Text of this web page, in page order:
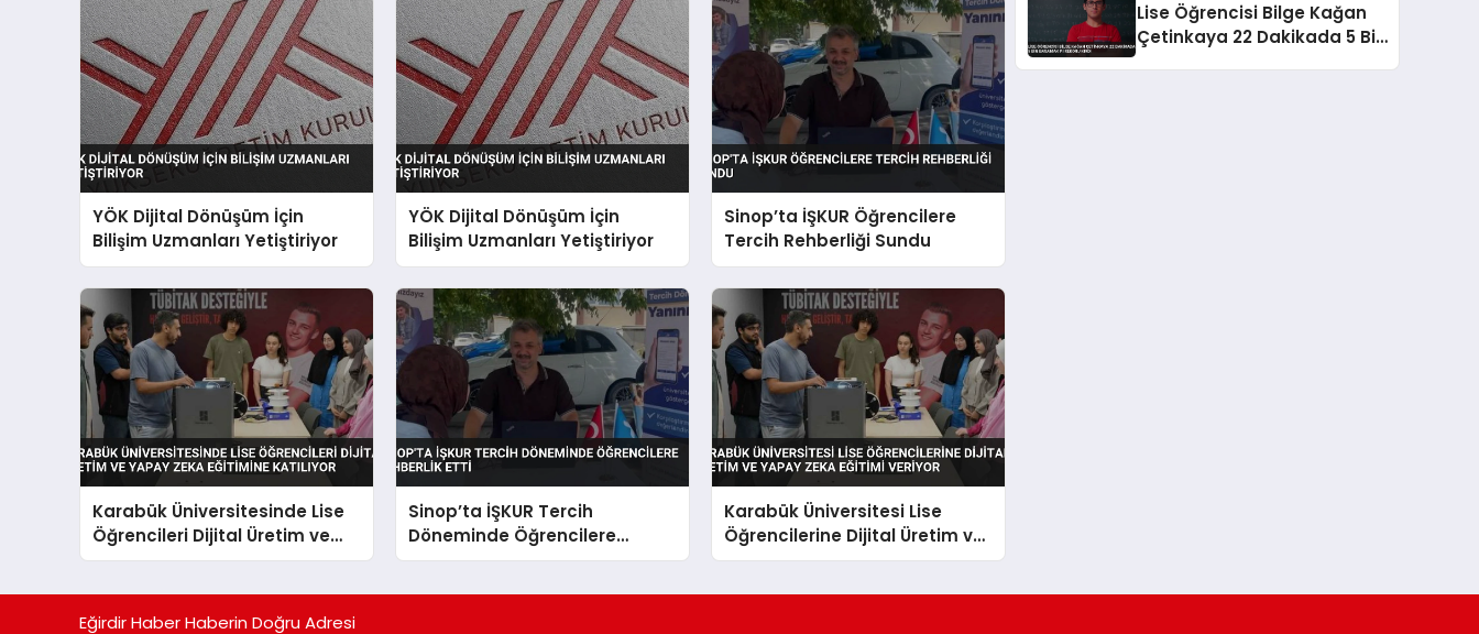
YÖK Dijital Dönüşüm İçin
Bilişim Uzmanları Yetiştiriyor
YÖK Dijital Dönüşüm İçin
Bilişim Uzmanları Yetiştiriyor
Sinop’ta İŞKUR Öğrencilere
Tercih Rehberliği Sundu
Karabük Üniversitesinde Lise
Öğrencileri Dijital Üretim ve
Yapay Zeka Eğitimine Katılıyor
Sinop’ta İŞKUR Tercih
Döneminde Öğrencilere
Rehberlik Etti
Karabük Üniversitesi Lise
Öğrencilerine Dijital Üretim ve
Yapay Zeka Eğitimi Veriyor
Lise Öğrencisi Bilge Kağan
Çetinkaya 22 Dakikada 5 Bin
Eğirdir Haber Haberin Doğru Adresi